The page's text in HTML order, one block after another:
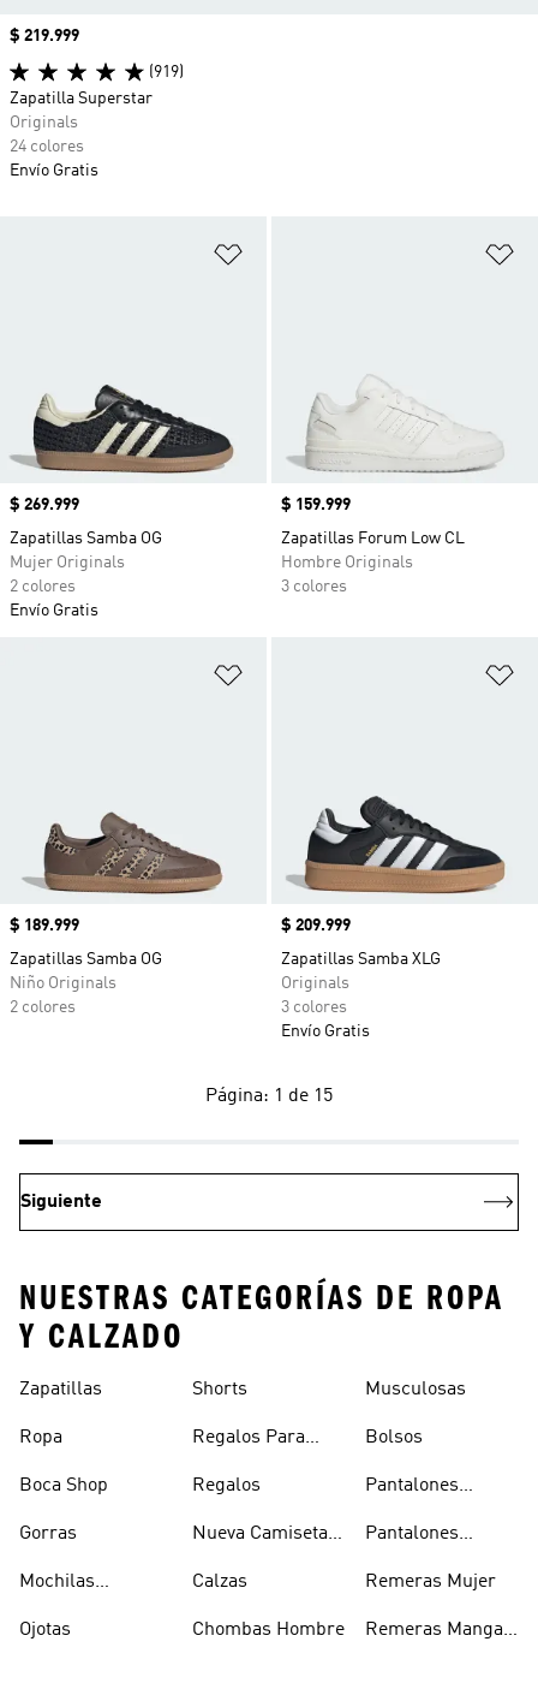
Precio
$ 269.999
Zapatillas Samba OG
Mujer Originals
2 colores
Envío Gratis
Precio
$ 159.999
Zapatillas Forum Low CL
Hombre Originals
3 colores
Precio
$ 189.999
Zapatillas Samba OG
Niño Originals
2 colores
Precio
$ 209.999
Zapatillas Samba XLG
Originals
3 colores
Envío Gratis
Precio
$ 219.999
(919)
Zapatilla Superstar
Originals
24 colores
Envío Gratis
Página: 1 de 15
Siguiente
NUESTRAS CATEGORÍAS DE ROPA
Y CALZADO
Zapatillas
Ropa
Boca Shop
Gorras
Mochilas
Ojotas
Shorts
Regalos Para
Regalos
Nueva Camiseta
Calzas
Chombas Hombre
Musculosas
Bolsos
Pantalones
Hombre
Pantalones
Remeras Mujer
Remeras Manga